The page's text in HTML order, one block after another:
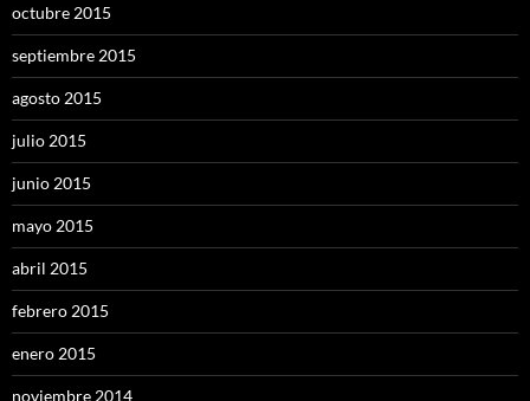
octubre 2015
septiembre 2015
agosto 2015
julio 2015
junio 2015
mayo 2015
abril 2015
febrero 2015
enero 2015
noviembre 2014